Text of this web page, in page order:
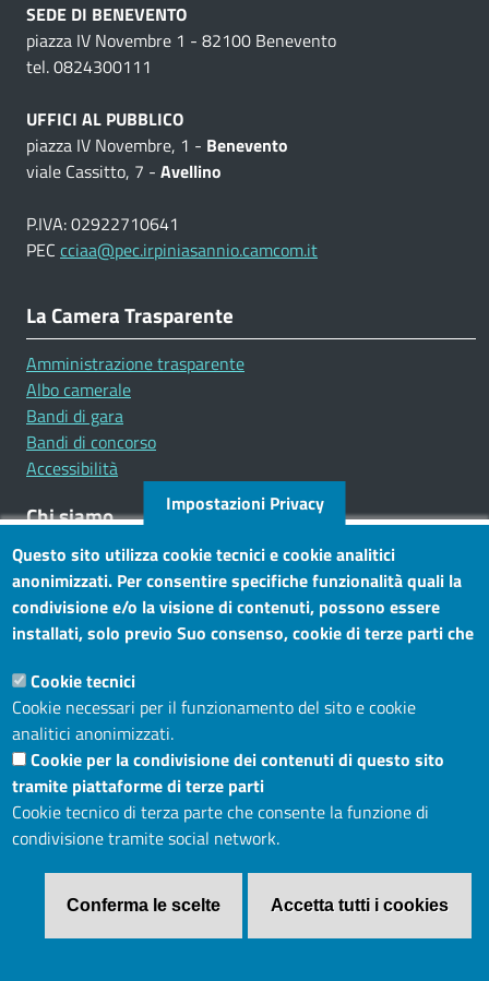
SEDE DI BENEVENTO
piazza IV Novembre 1 - 82100 Benevento
tel. 0824300111
UFFICI AL PUBBLICO
piazza IV Novembre, 1 - Benevento
viale Cassitto, 7 - Avellino
P.IVA: 02922710641
PEC cciaa@pec.irpiniasannio.camcom.it
La Camera Trasparente
Amministrazione trasparente
Albo camerale
Bandi di gara
Bandi di concorso
Accessibilità
Chi siamo
Mission
Statuto e carta dei servizi
Social
Sito web
Accesso riservato
Mappa del sito
Impostazioni Privacy
Questo sito utilizza cookie tecnici e cookie analitici
anonimizzati. Per consentire specifiche funzionalità quali la
condivisione e/o la visione di contenuti, possono essere
installati, solo previo Suo consenso, cookie di terze parti che
questo banner, può accettare tutti i cookies, selezionare le
categorie di cookie di cui consente l’utilizzo e/o modificare le
Sue preferenze. Per vedere la Cookie Policy completa, clicchi
Maggiori informazioni
Cookie tecnici
Cookie necessari per il funzionamento del sito e cookie
analitici anonimizzati.
Cookie per la condivisione dei contenuti di questo sito
tramite piattaforme di terze parti
Cookie tecnico di terza parte che consente la funzione di
condivisione tramite social network.
Conferma le scelte Accetta tutti i cookies